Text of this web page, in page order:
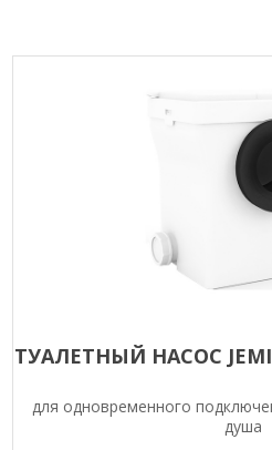
ТУАЛЕТНЫЙ НАСОС
для одновременного
душа